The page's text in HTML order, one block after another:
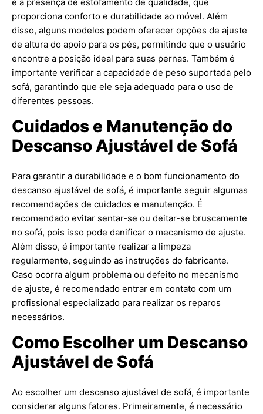
proporciona conforto e durabilidade ao móvel. Além
disso, alguns modelos podem oferecer opções de ajuste
de altura do apoio para os pés, permitindo que o usuário
encontre a posição ideal para suas pernas. Também é
importante verificar a capacidade de peso suportada pelo
sofá, garantindo que ele seja adequado para o uso de
diferentes pessoas.
Cuidados e Manutenção do
Descanso Ajustável de Sofá
Para garantir a durabilidade e o bom funcionamento do
descanso ajustável de sofá, é importante seguir algumas
recomendações de cuidados e manutenção. É
recomendado evitar sentar-se ou deitar-se bruscamente
no sofá, pois isso pode danificar o mecanismo de ajuste.
Além disso, é importante realizar a limpeza
regularmente, seguindo as instruções do fabricante.
Caso ocorra algum problema ou defeito no mecanismo
de ajuste, é recomendado entrar em contato com um
profissional especializado para realizar os reparos
necessários.
Como Escolher um Descanso
Ajustável de Sofá
Ao escolher um descanso ajustável de sofá, é importante
considerar alguns fatores. Primeiramente, é necessário